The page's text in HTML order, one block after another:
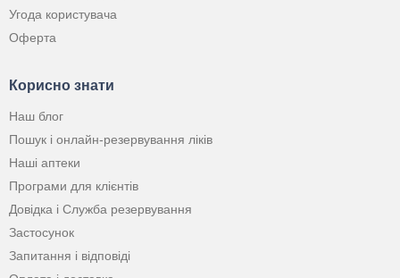
Угода користувача
Оферта
Корисно знати
Наш блог
Пошук і онлайн-резервування ліків
Наші аптеки
Програми для клієнтів
Довідка і Служба резервування
Застосунок
Запитання і відповіді